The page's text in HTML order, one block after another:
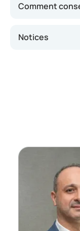
Comment
Notices